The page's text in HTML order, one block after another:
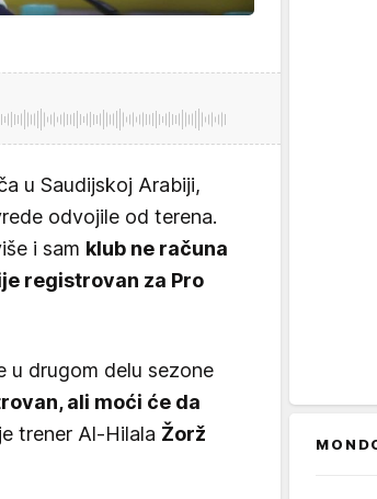
u Saudijskoj Arabiji,
odvojile od terena.
i sam klub ne računa
registrovan za Pro
u drugom delu sezone
ali moći će da
trener Al-Hilala Žorž